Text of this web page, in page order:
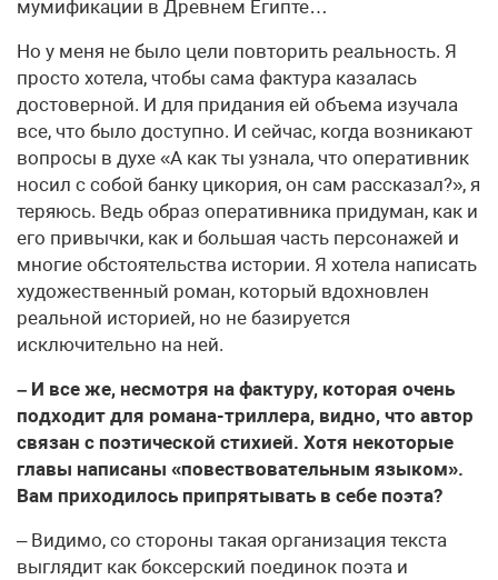
мумификации в Древнем Египте…
Но у меня не было цели повторить реальность. Я
просто хотела, чтобы сама фактура казалась
достоверной. И для придания ей объема изучала
все, что было доступно. И сейчас, когда возникают
вопросы в духе «А как ты узнала, что оперативник
носил с собой банку цикория, он сам рассказал?», я
теряюсь. Ведь образ оперативника придуман, как и
его привычки, как и большая часть персонажей и
многие обстоятельства истории. Я хотела написать
художественный роман, который вдохновлен
реальной историей, но не базируется
исключительно на ней.
– И все же, несмотря на фактуру, которая очень
подходит для романа-триллера, видно, что автор
связан с поэтической стихией. Хотя некоторые
главы написаны «повествовательным языком».
Вам приходилось припрятывать в себе поэта?
– Видимо, со стороны такая организация текста
выглядит как боксерский поединок поэта и